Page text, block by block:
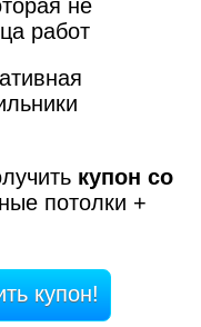
не
работ
купон со
потолки +
купон!